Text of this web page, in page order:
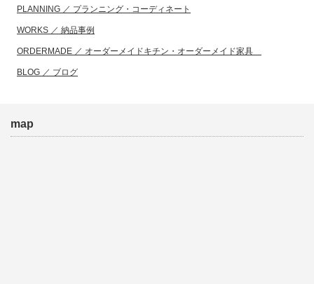
PLANNING ／ プランニング・コーディネート
WORKS ／ 納品事例
ORDERMADE ／ オーダーメイドキチン・オーダーメイド家具
BLOG ／ ブログ
map